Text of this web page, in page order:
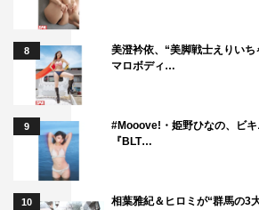
8
美澄衿依、“美脚戦士えりい
マロボディ…
9
#Mooove!・姫野ひなの、ビ
『BLT…
10
相葉雅紀＆ヒロミが“群馬の3